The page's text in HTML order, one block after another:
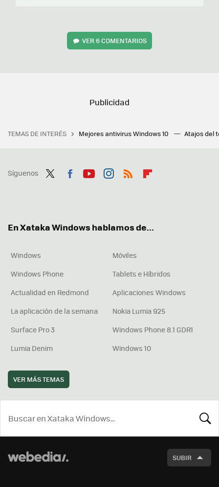
VER6 COMENTARIOS
TEMAS DE INTERÉS Mejores antivirus Windows 10 Atajos del
Síguenos
En Xataka Windows hablamos de...
Windows
Móviles
Windows Phone
Tablets e Híbridos
Actualidad en Redmond
Aplicaciones Windows
La aplicación de la semana
Nokia Lumia 925
Surface Pro 3
Windows Phone 8.1 GDR1
Lumia Denim
Windows 10
VER MÁS TEMAS
SUBIR